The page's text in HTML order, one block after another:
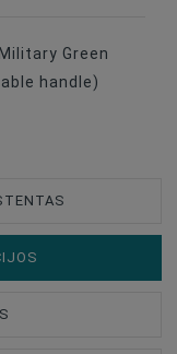
Green
handle)